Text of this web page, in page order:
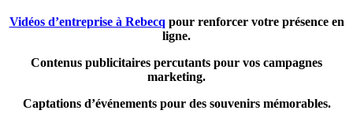
Vidéos d’entreprise à Rebecq pour renforcer votre présence en
ligne.
Contenus publicitaires percutants pour vos campagnes
marketing.
Captations d’événements pour des souvenirs mémorables.